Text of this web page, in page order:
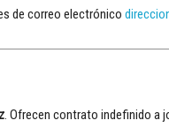
de correo electrónico
. Ofrecen contrato indefinido